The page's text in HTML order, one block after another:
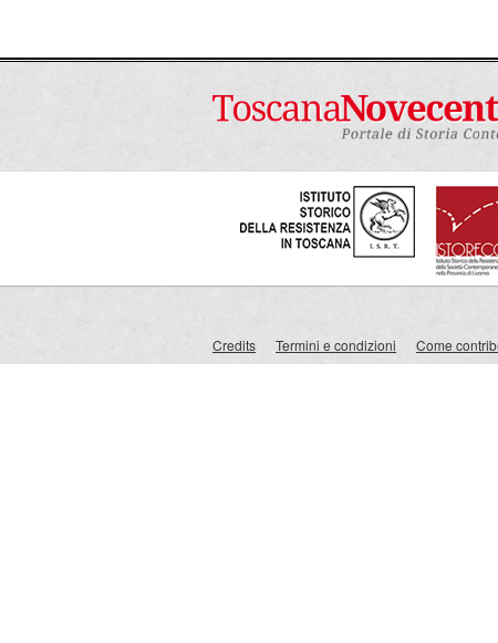
Credits Termini e condizioni Come